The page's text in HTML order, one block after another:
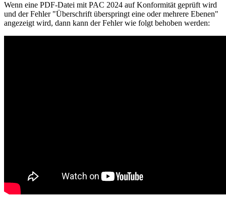
Wenn eine PDF-Datei mit PAC 2024 auf Konformität geprüft wird
und der Fehler "Überschrift überspringt eine oder mehrere Ebenen"
angezeigt wird, dann kann der Fehler wie folgt behoben werden: